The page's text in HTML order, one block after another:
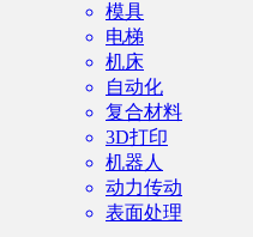
模具
电梯
机床
自动化
复合材料
3D打印
机器人
动力传动
表面处理